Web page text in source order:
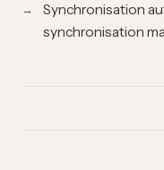
Synchronisation
synchronisation